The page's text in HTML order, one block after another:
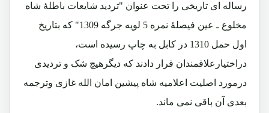
رساله ای تاریخی را تحت عنوان "تردید شایعات باطلۀ شاه
مخلوع ـ عین فیصلۀ نمره 5 لویه جرگه 1309" که بتاریخ
اول حمل 1310 در کابل به چاپ رسیده است،
دراختیارعلاقمندان قرار دادند که دیگرهیچ شک و تردیدی
درمورد اصلیت اعلامیه شاه پیشین امان الله غازی وترجمه
بعدی آن باقی نمی ماند.